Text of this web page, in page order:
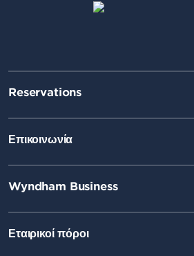
Reservations
Επικοινωνία
Wyndham Business
Εταιρικοί πόροι